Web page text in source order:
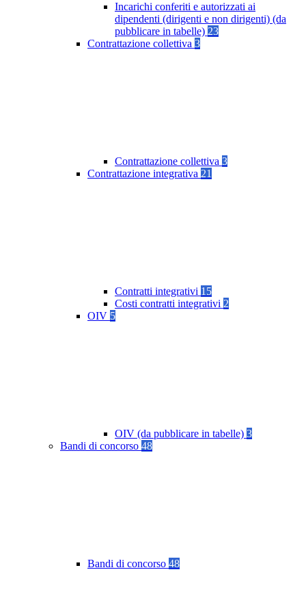
Incarichi conferiti e autorizzati ai
dipendenti (dirigenti e non dirigenti) (da
pubblicare in tabelle) 23
Contrattazione collettiva 3
Contrattazione collettiva 3
Contrattazione integrativa 21
Contratti integrativi 15
Costi contratti integrativi 2
OIV 5
OIV (da pubblicare in tabelle) 3
Bandi di concorso 48
Bandi di concorso 48